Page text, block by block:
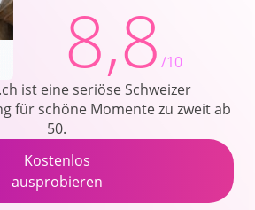
8,8 /10
ist eine seriöse Schweizer
für schöne Momente zu zweit ab
50.
Kostenlos
ausprobieren